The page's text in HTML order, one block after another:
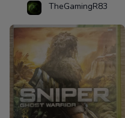
TheGamingR83